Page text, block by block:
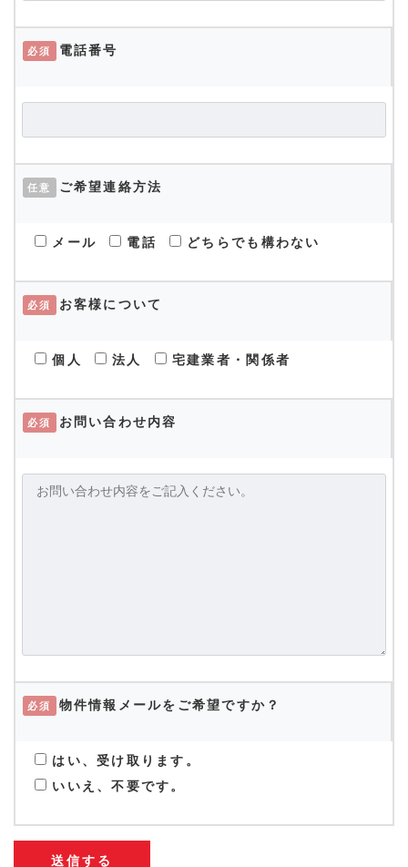
必須 電話番号
任意 ご希望連絡方法
メール 電話 どちらでも構わない
必須 お客様について
個人 法人 宅建業者・関係者
必須 お問い合わせ内容
必須 物件情報メールをご希望ですか？
はい、受け取ります。
いいえ、不要です。